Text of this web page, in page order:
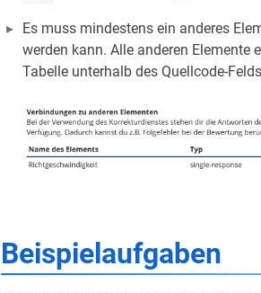
Es muss mindestens ein anderes
werden kann. Alle anderen Elemente
Tabelle unterhalb des Quellcode-
Beispielaufgaben